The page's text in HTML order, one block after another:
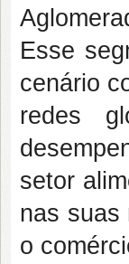
Esse
cenário
redes
setor
nas suas
o